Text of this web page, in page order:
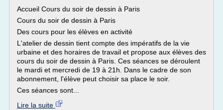
Accueil Cours du soir de dessin à Paris
Cours du soir de dessin à Paris
Des cours pour les élèves en activité
L'atelier de dessin tient compte des impératifs de la vie
urbaine et des horaires de travail et propose aux élèves des
cours du soir de dessin à Paris. Ces séances se déroulent
le mardi et mercredi de 19 à 21h. Dans le cadre de son
abonnement, l'élève peut choisir sa place le soir.
Ces séances sont...
Lire la suite